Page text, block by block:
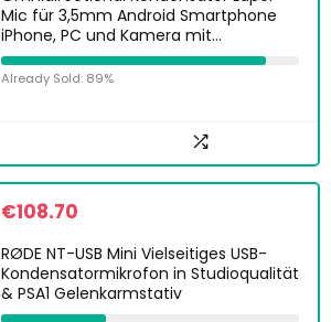
Mic für 3,5mm Android Smartphone
iPhone, PC und Kamera mit…
Already Sold: 89%
€108.70
RØDE NT-USB Mini Vielseitiges USB-
Kondensatormikrofon in Studioqualität
& PSA1 Gelenkarmstativ